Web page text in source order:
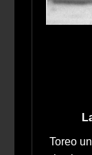
Toreo